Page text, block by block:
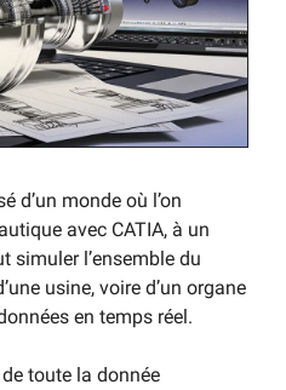
d’un monde où l’on
avec CATIA, à un
simuler l’ensemble du
usine, voire d’un organe
en temps réel.
toute la donnée